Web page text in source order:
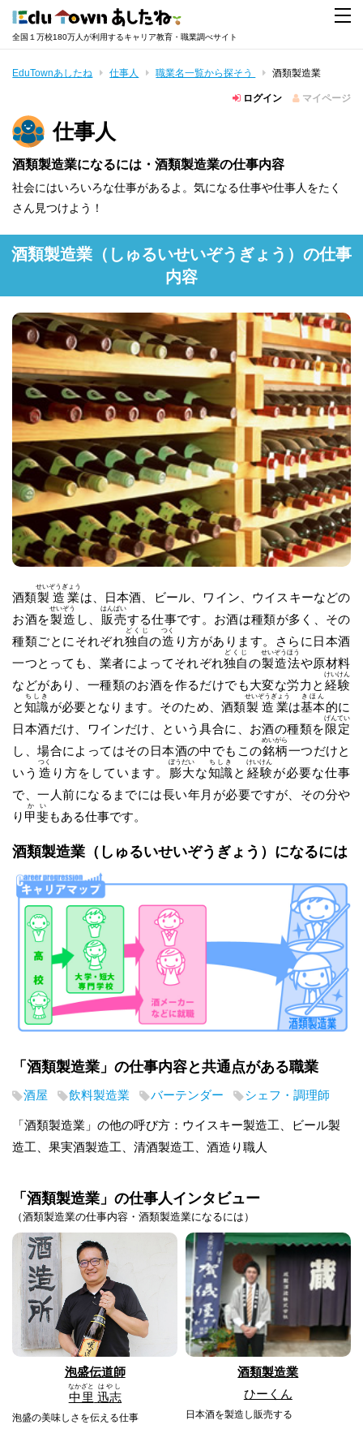
全国１万校180万人が利用するキャリア教育・職業調べサイト
EduTownあしたね 仕事人 職業名一覧から探そう 酒類製造業
ログイン マイページ
仕事人
酒類製造業になるには・酒類製造業の仕事内容
社会にはいろいろな仕事があるよ。気になる仕事や仕事人をたく
さん見つけよう！
酒類製造業 （しゅるいせいぞうぎょう） の仕事
内容
酒類製造業
せいぞうぎょう
は、日本酒、ビール、ワイン、ウイスキーなどの
お酒を製造
せいぞう
し、 販売
はんばい
する仕事です。お酒は種類が多く、その
種類ごとにそれぞれ独自
どくじ
の造
つく
り方があります。さらに日本酒
一つとっても、業者によってそれぞれ独自
どくじ
の製造法
せいぞうほう
や原材料
などがあり、一種類のお酒を作るだけでも大変な労力と 経験
けいけん
と知識
ちしき
が必要となります。そのため、酒類製造業
せいぞうぎょう
は基本
きほん
的に
日本酒だけ、ワインだけ、という具合に、お酒の種類を限定
げんてい
し、場合によってはその日本酒の中でもこの銘柄
めいがら
一つだけと
いう 造
つく
り方をしています。 膨大
ぼうだい
な知識
ちしき
と 経験
けいけん
が必要な仕事
で、一人前になるまでには長い年月が必要ですが、その分や
り 甲斐
かい
もある仕事です。
酒類製造業 （しゅるいせいぞうぎょう） になるには
「酒類製造業」の仕事内容と共通点がある職業
酒屋 飲料製造業 バーテンダー シェフ・調理師
「酒類製造業」の他の呼び方：ウイスキー製造工、ビール製
造工、果実酒製造工、清酒製造工、酒造り職人
「酒類製造業」の仕事人インタビュー
（酒類製造業の仕事内容・酒類製造業になるには）
泡盛伝道師
中里
なかざと
迅志
はやし
泡盛の美味しさを伝える仕事
酒類製造業
ひーくん
日本酒を製造し販売する